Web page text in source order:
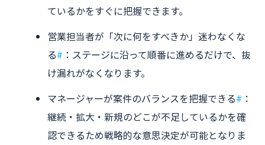
ているかをすぐに把握できます。
営業担当者が「次に何をすべきか」迷わなくな
る# ：ステージに沿って順番に進めるだけで、抜
け漏れがなくなります。
マネージャーが案件のバランスを把握できる# ：
継続・拡大・新規のどこが不足しているかを確
認できるため戦略的な意思決定が可能となりま